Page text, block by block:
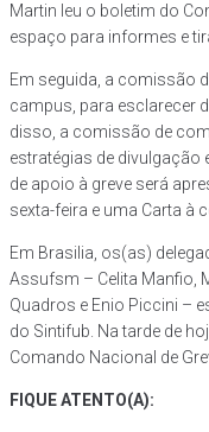
Martin leu o boletim do
espaço para informes e
Em seguida, a comissão
campus, para esclarecer
disso, a comissão de
estratégias de
de apoio à greve será
sexta-feira e uma Carta à
Em Brasilia, os(as)
Assufsm – Celita Manfio,
Quadros e Enio Piccini –
do Sintifub. Na tarde de
Comando Nacional de
FIQUE ATENTO(A):